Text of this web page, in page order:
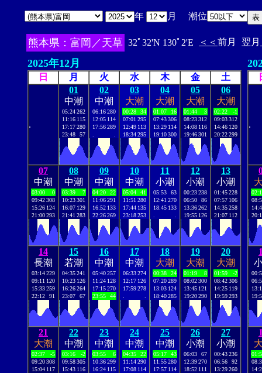
年 月 潮位
熊本県：富岡／天草 32ﾟ32'N 130ﾟ2'E ＜＜ 前月 翌月
2025年12月
日 月 火 水 木 金 土
.
01
中潮
05:24262
11:16 115
17:17280
23:48
57
02
中潮
06:16280
12:05 114
17:56289
03
大潮
00:28
34
07:01 295
12:49 113
18:34295
04
大潮
01:07
16
07:43306
13:29 114
19:10300
05
大潮
01:44
3
08:23312
14:08 116
19:46301
06
大潮
02:22
-1
09:03312
14:46 120
20:22299
07
中潮
03:00
0
09:42308
15:26 124
21:00293
08
中潮
03:39
7
10:23301
16:07 129
21:41 283
09
中潮
04:20
22
11:06291
16:52 133
22:26269
10
中潮
05:04
41
11:51 280
17:44 135
23:18253
11
小潮
05:53
63
12:41 270
18:45 133
12
小潮
00:23238
06:50
86
13:36262
19:55 126
13
小潮
01:45228
07:57 106
14:35258
21:07 112
14
長潮
03:14229
09:11 120
15:33259
22:12
91
15
若潮
04:35241
10:23 126
16:26264
23:07
67
16
中潮
05:40257
11:24 128
17:15270
23:55
44
17
中潮
06:33274
12:17 126
17:59278
18
大潮
00:38
24
07:20289
13:03 124
18:40285
19
大潮
01:19
8
08:02300
13:45 121
19:20290
20
大潮
01:59
-2
08:42306
14:25 119
19:59293
21
大潮
02:37
-5
09:20308
15:04 117
22
中潮
03:16
-2
09:58305
15:43 116
23
中潮
03:55
6
10:36299
16:24 115
24
中潮
04:35
22
11:14290
17:08 114
25
中潮
05:17
43
11:55280
17:57 114
26
小潮
06:03
67
12:39270
18:52 111
27
小潮
00:43236
06:56
92
13:29260
.